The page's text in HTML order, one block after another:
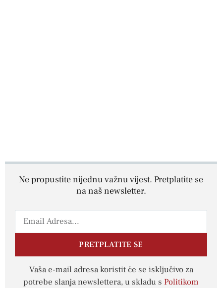
Ne propustite nijednu važnu vijest. Pretplatite se
na naš newsletter.
PRETPLATITE SE
Vaša e-mail adresa koristit će se isključivo za
potrebe slanja newslettera, u skladu s Politikom